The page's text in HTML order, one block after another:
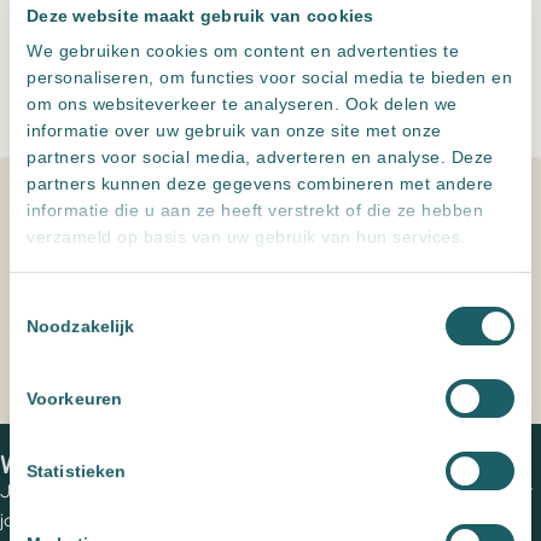
Deze website maakt gebruik van cookies
We gebruiken cookies om content en advertenties te
personaliseren, om functies voor social media te bieden en
om ons websiteverkeer te analyseren. Ook delen we
informatie over uw gebruik van onze site met onze
partners voor social media, adverteren en analyse. Deze
partners kunnen deze gegevens combineren met andere
informatie die u aan ze heeft verstrekt of die ze hebben
verzameld op basis van uw gebruik van hun services.
Noodzakelijk
Voorkeuren
Statistieken
North
Feeling
Day
aantal
Toevoegen aan offerte
Leveren meerdere landen maaralleen ophalen in NL
Altijdzeer scherpgeprijsd
Persoonlijk advies, een offerte op maat
Specificaties
Formaat
We zien je graag in een van onze showrooms
Jouw wensen op papier zetten en de perfecte tegels uitzoeken voor
jouw (buiten)ruimte? Plan een vrijblijvende kennismaking met een